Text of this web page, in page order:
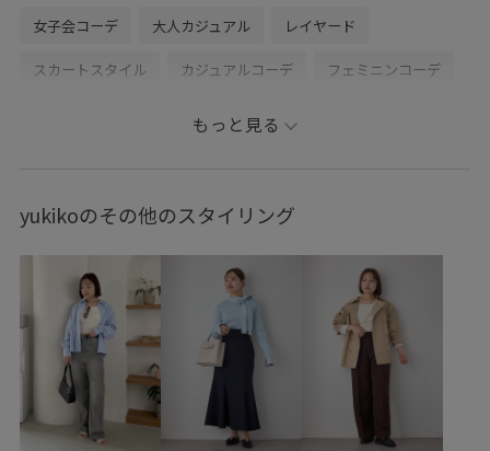
女子会コーデ 大人カジュアル レイヤード
スカートスタイル カジュアルコーデ フェミニンコーデ
きれいめコーデ
ワンピース バッグ ショルダーバッグ
BVE16030 BVH16180 BVX36110 BVZ16080
26officecasual vis_26ssbag vis_26ss_summergoods
vis_26ss_summertops
vis_pickuptops Wbag_pickup Wpickup_items
もっと見る
yukikoのその他のスタイリング